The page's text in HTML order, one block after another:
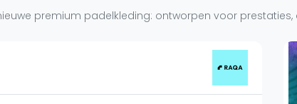
Padel
Over
premium padelkleding: ontworpen voor